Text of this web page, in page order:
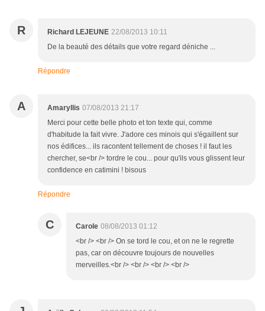
R Richard LEJEUNE 22/08/2013 10:11
De la beauté des détails que votre regard déniche ...
Répondre
A Amaryllis 07/08/2013 21:17
Merci pour cette belle photo et ton texte qui, comme
d'habitude la fait vivre. J'adore ces minois qui s'égaillent sur
nos édifices... ils racontent tellement de choses ! il faut les
chercher, se<br /> tordre le cou... pour qu'ils vous glissent leur
confidence en catimini ! bisous
Répondre
C Carole 08/08/2013 01:12
<br /> <br /> On se tord le cou, et on ne le regrette
pas, car on découvre toujours de nouvelles
merveilles.<br /> <br /> <br /> <br />